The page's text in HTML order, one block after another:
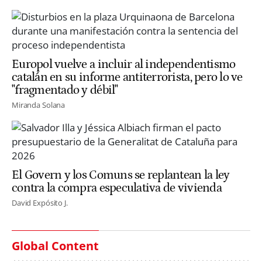
Europol vuelve a incluir al independentismo
catalán en su informe antiterrorista, pero lo ve
"fragmentado y débil"
Miranda Solana
El Govern y los Comuns se replantean la ley
contra la compra especulativa de vivienda
David Expósito J.
Global Content